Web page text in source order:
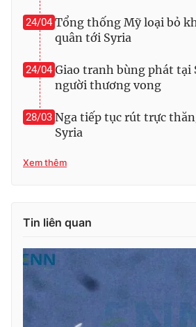
Liên hệ tòa soạn
THỜI BÁO VTV
Giấy phép hoạt động báo in và báo
Tổng Biên tập:
Vũ Thanh Thủy
Phó Tổng Biên tập:
Nguyễn Thị Mỹ
024.38 355 931 - 024.38
24/04 Tổng thống Mỹ loại bỏ
quân tới Syria
24/04 Giao tranh bùng phát tại
người thương vong
28/03 Nga tiếp tục rút trực
Syria
Xem thêm
Tin liên quan